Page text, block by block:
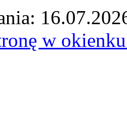
w